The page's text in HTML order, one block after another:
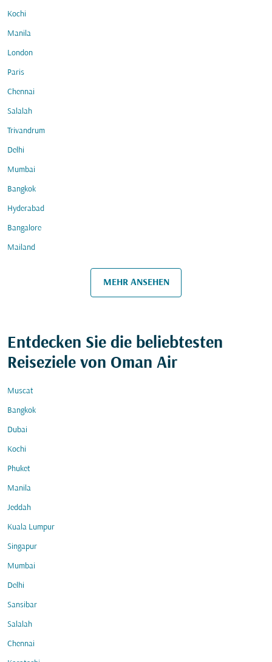
Kochi
Manila
London
Paris
Chennai
Salalah
Trivandrum
Delhi
Mumbai
Bangkok
Hyderabad
Bangalore
Mailand
MEHR ANSEHEN
Entdecken Sie die beliebtesten
Reiseziele von Oman Air
Muscat
Bangkok
Dubai
Kochi
Phuket
Manila
Jeddah
Kuala Lumpur
Singapur
Mumbai
Delhi
Sansibar
Salalah
Chennai